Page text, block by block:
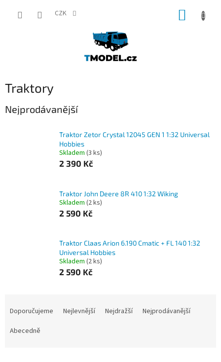
CZK
Traktory
Nejprodávanější
Traktor Zetor Crystal 12045 GEN 1 1:32 Universal
Hobbies
Skladem (3 ks)
2 390 Kč
Traktor John Deere 8R 410 1:32 Wiking
Skladem (2 ks)
2 590 Kč
Traktor Claas Arion 6.190 Cmatic + FL 140 1:32
Universal Hobbies
Skladem (2 ks)
2 590 Kč
Doporučujeme Nejlevnější Nejdražší
Nejprodávanější
Abecedně